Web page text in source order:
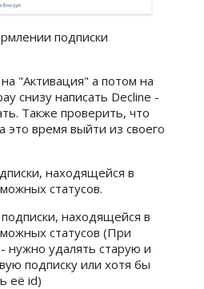
подписки
"Активация" а потом на
снизу написать Decline -
Также проверить, что
это время выйти из своего
находящейся в
статусов.
находящейся в
статусов (При
нужно удалять старую и
подписку или хотя бы
её id)